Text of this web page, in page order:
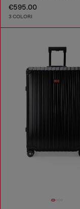
€595.00
3 COLORI